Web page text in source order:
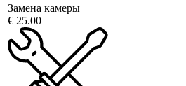
Замена камеры
€ 25.00